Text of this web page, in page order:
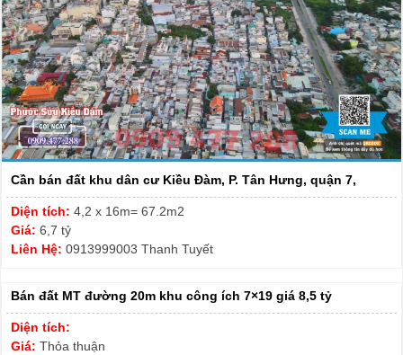
Cần bán đất khu dân cư Kiều Đàm, P. Tân Hưng, quận 7,
Diện tích: 4,2 x 16m= 67.2m2
Giá: 6,7 tỷ
Liên Hệ: 0913999003 Thanh Tuyết
Bán đất MT đường 20m khu công ích 7×19 giá 8,5 tỷ
Diện tích:
Giá: Thỏa thuận